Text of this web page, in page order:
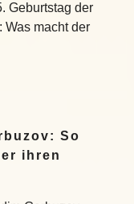
Geburtstag der
macht der
So
ihren